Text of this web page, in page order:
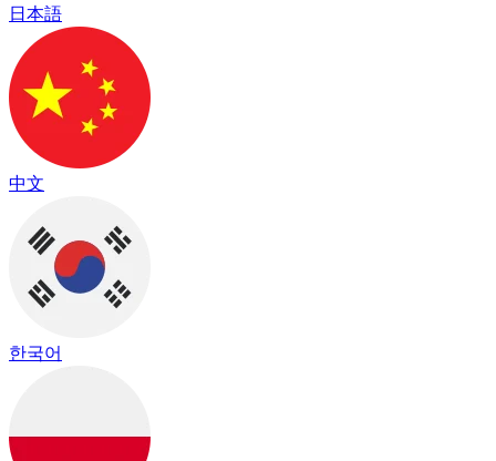
日本語
中文
한국어